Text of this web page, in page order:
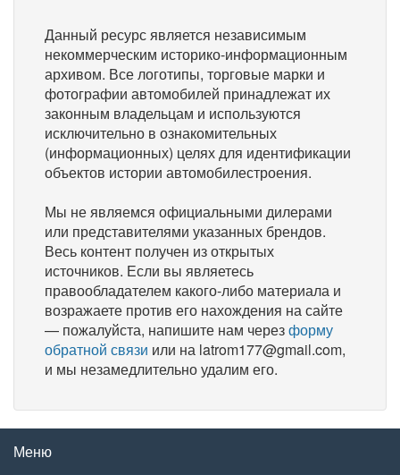
Данный ресурс является независимым
некоммерческим историко-информационным
архивом. Все логотипы, торговые марки и
фотографии автомобилей принадлежат их
законным владельцам и используются
исключительно в ознакомительных
(информационных) целях для идентификации
объектов истории автомобилестроения.
Мы не являемся официальными дилерами
или представителями указанных брендов.
Весь контент получен из открытых
источников. Если вы являетесь
правообладателем какого-либо материала и
возражаете против его нахождения на сайте
— пожалуйста, напишите нам черезформу
обратной связи или на latrom177@gmail.com,
и мы незамедлительно удалим его.
Меню